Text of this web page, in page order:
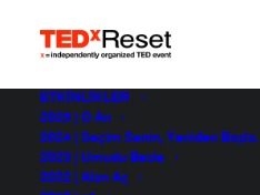
ETKINLIKLER
2025 | O An
2024 | Seçim Senin, Yeniden Başla.
2023 | Umudu Besle
2022 | Alan Aç